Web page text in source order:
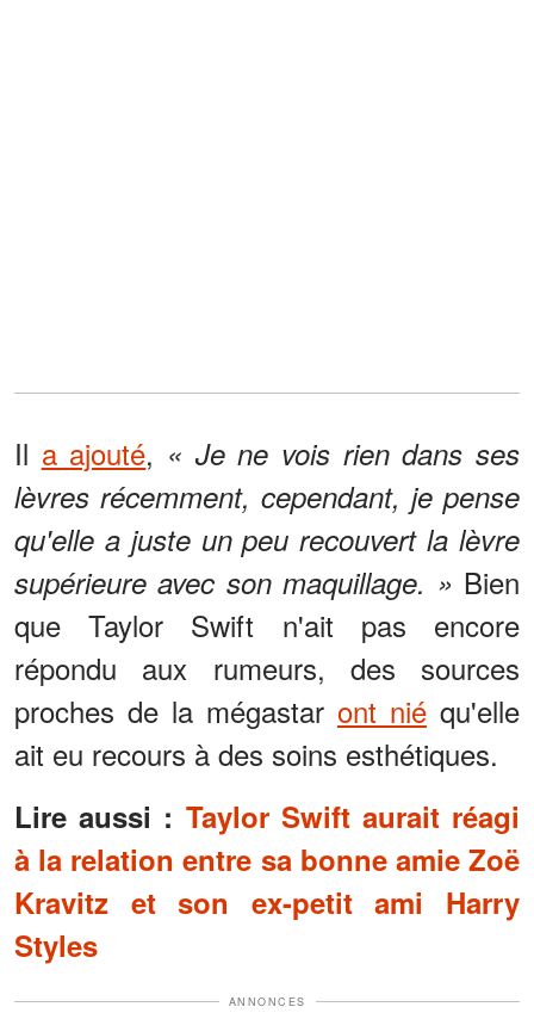
Il a ajouté, « Je ne vois rien dans ses
lèvres récemment, cependant, je pense
qu'elle a juste un peu recouvert la lèvre
supérieure avec son maquillage. » Bien
que Taylor Swift n'ait pas encore
répondu aux rumeurs, des sources
proches de la mégastar ont nié qu'elle
ait eu recours à des soins esthétiques.
Lire aussi : Taylor Swift aurait réagi
à la relation entre sa bonne amie Zoë
Kravitz et son ex-petit ami Harry
Styles
ANNONCES